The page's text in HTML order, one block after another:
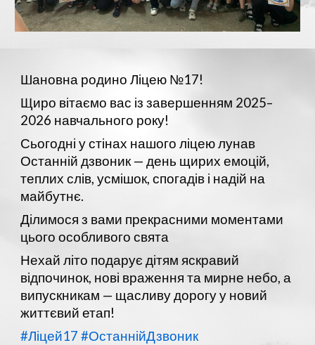
Шановна родино Ліцею №17!
Щиро вітаємо вас із завершенням 2025–
2026 навчального року!
Сьогодні у стінах нашого ліцею лунав
Останній дзвоник — день щирих емоцій,
теплих слів, усмішок, спогадів і надій на
майбутнє.
Ділимося з вами прекрасними моментами
цього особливого свята
Нехай літо подарує дітям яскравий
відпочинок, нові враження та мирне небо, а
випускникам — щасливу дорогу у новий
життєвий етап!
#Ліцей17 #ОстаннійДзвоник